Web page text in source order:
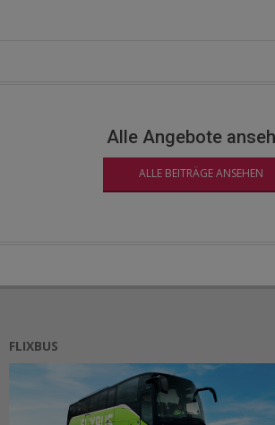
Alle Angebote
ALLE BEITRÄGE ANSEHEN
FLIXBUS